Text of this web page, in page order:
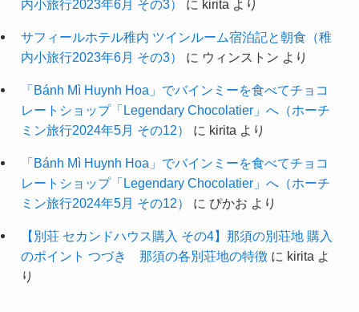
内小旅行2023年6月 その3）
に kirita より
サフィールホテル稚内 ツインルーム宿泊記と朝食（稚
内小旅行2023年6月 その3）
に ウィンストン より
「Bánh Mì Huynh Hoa」でバインミーを食べてチョコ
レートショップ「Legendary Chocolatier」へ（ホーチ
ミン旅行2024年5月 その12）
に kirita より
「Bánh Mì Huynh Hoa」でバインミーを食べてチョコ
レートショップ「Legendary Chocolatier」へ（ホーチ
ミン旅行2024年5月 その12）
に ぴかお より
【別荘 セカンドハウス購入 その4】那須の別荘地 購入
のポイント つづき 那須の各別荘地の特徴に kirita よ
り